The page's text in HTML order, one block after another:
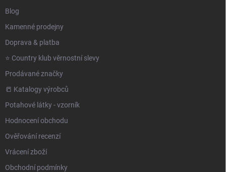
Blog
Kamenné prodejny
Doprava & platba
⭐️ Country klub věrnostní slevy
Prodávané značky
📒 Katalogy výrobců
Potahové látky - vzorník
Hodnocení obchodu
Ověřování recenzí
Vrácení zboží
Obchodní podmínky